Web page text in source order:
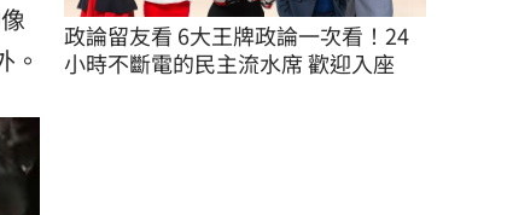
。
政論留友看 6大王牌政論一次看！24
小時不斷電的民主流水席 歡迎入座